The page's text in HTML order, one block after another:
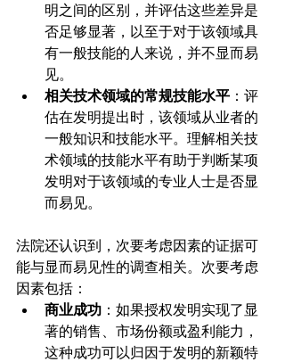
明之间的区别，并评估这些差异是
否足够显著，以至于对于该领域具
有一般技能的人来说，并不显而易
见。
相关技术领域的常规技能水平 ：评
估在发明提出时，该领域从业者的
一般知识和技能水平。理解相关技
术领域的技能水平有助于判断某项
发明对于该领域的专业人士是否显
而易见。
法院还认识到，次要考虑因素的证据可
能与显而易见性的调查相关。次要考虑
因素包括：
商业成功 ：如果授权发明实现了显
著的销售、市场份额或盈利能力，
这种成功可以归因于发明的新颖特